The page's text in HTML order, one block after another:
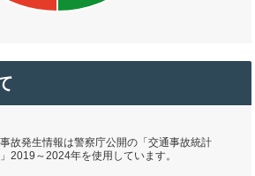
故発生情報は警察庁公開の「交通事故統計
2019～2024年を使用しています。